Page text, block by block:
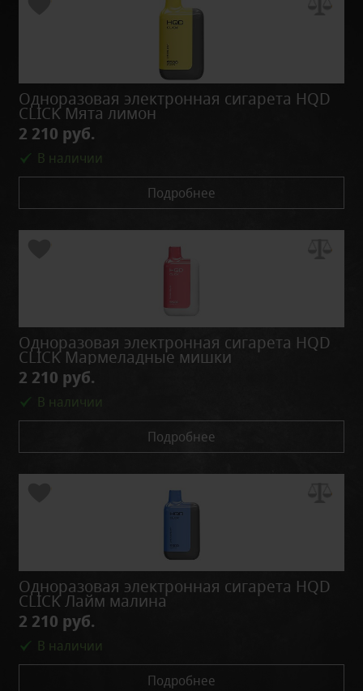
Одноразовая электронная сигарета HQD
CLICK Мята лимон
2 210 руб.
В наличии
Подробнее
Одноразовая электронная сигарета HQD
CLICK Мармеладные мишки
2 210 руб.
В наличии
Подробнее
Одноразовая электронная сигарета HQD
CLICK Лайм малина
2 210 руб.
В наличии
Подробнее